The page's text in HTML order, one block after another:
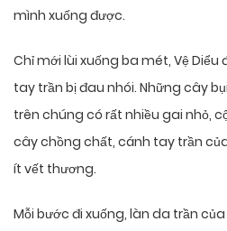
mình xuống được.
Chỉ mới lùi xuống ba mét, Vệ
tay trần bị đau nhói. Những cây
trên chúng có rất nhiều gai nhỏ,
cây chồng chất, cánh tay trần
ít vết thương.
Mỗi bước đi xuống, làn da trần